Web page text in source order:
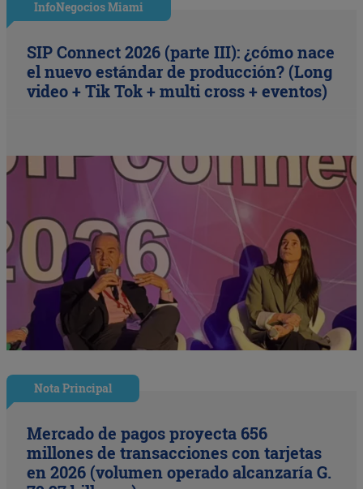
InfoNegocios Miami
SIP Connect 2026 (parte III): ¿cómo nace
el nuevo estándar de producción? (Long
video + Tik Tok + multi cross + eventos)
Nota Principal
Mercado de pagos proyecta 656
millones de transacciones con tarjetas
en 2026 (volumen operado alcanzaría G.